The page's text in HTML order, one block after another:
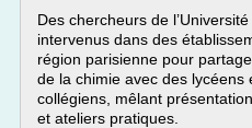
Des chercheurs de
intervenus dans des
région parisienne pour
de la chimie avec des lycéens
collégiens, mêlant
et ateliers pratiques.